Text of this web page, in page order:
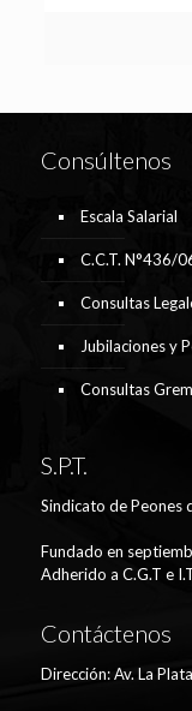
Consúltenos
Escala Salarial
C.C.T. N°436/
Consultas
Jubilaciones y
Consultas
S.P.T.
Sindicato de Peones
Fundado en
Adherido a C.G.T e
Contáctenos
Dirección: Av. La